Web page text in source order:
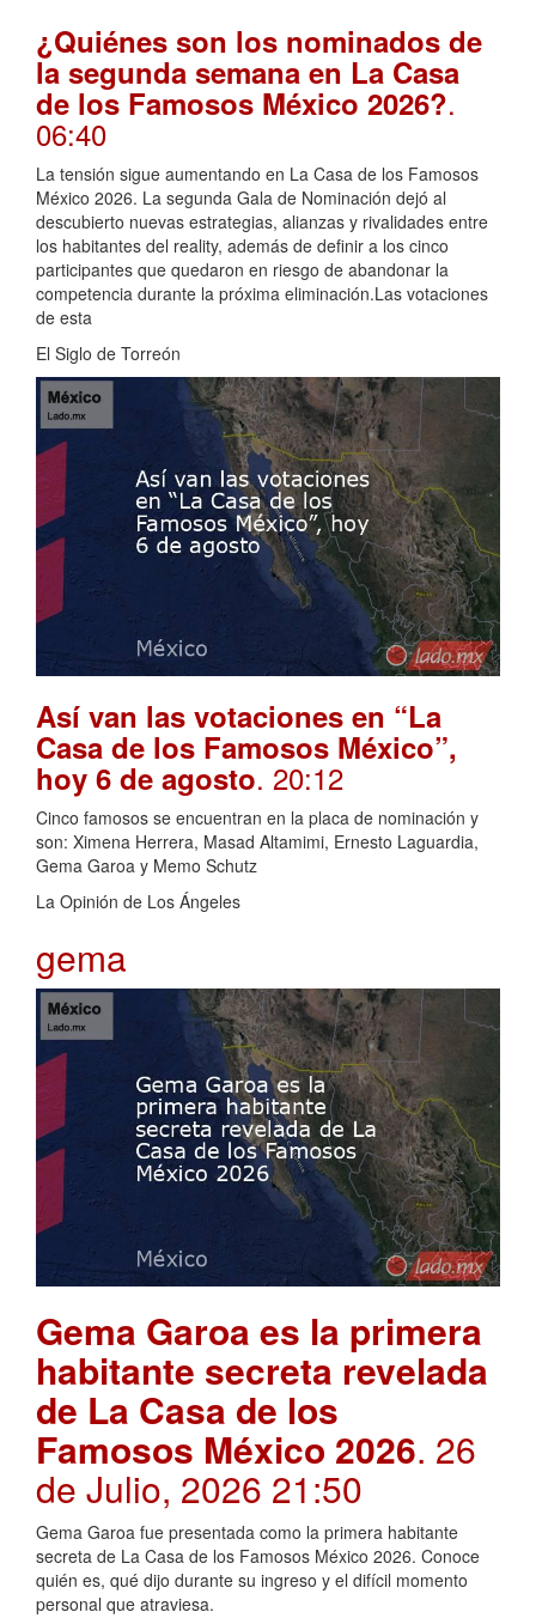
¿Quiénes son los nominados de
la segunda semana en La Casa
de los Famosos México 2026?.
06:40
La tensión sigue aumentando en La Casa de los Famosos
México 2026. La segunda Gala de Nominación dejó al
descubierto nuevas estrategias, alianzas y rivalidades entre
los habitantes del reality, además de definir a los cinco
participantes que quedaron en riesgo de abandonar la
competencia durante la próxima eliminación.Las votaciones
de esta
El Siglo de Torreón
Así van las votaciones en “La
Casa de los Famosos México”,
hoy 6 de agosto. 20:12
Cinco famosos se encuentran en la placa de nominación y
son: Ximena Herrera, Masad Altamimi, Ernesto Laguardia,
Gema Garoa y Memo Schutz
La Opinión de Los Ángeles
gema
Gema Garoa es la primera
habitante secreta revelada
de La Casa de los
Famosos México 2026. 26
de Julio, 2026 21:50
Gema Garoa fue presentada como la primera habitante
secreta de La Casa de los Famosos México 2026. Conoce
quién es, qué dijo durante su ingreso y el difícil momento
personal que atraviesa.